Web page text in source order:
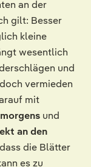
an der
gilt: Besser
kleine
wesentlich
und
vermieden
mit
und
an den
die Blätter
es zu